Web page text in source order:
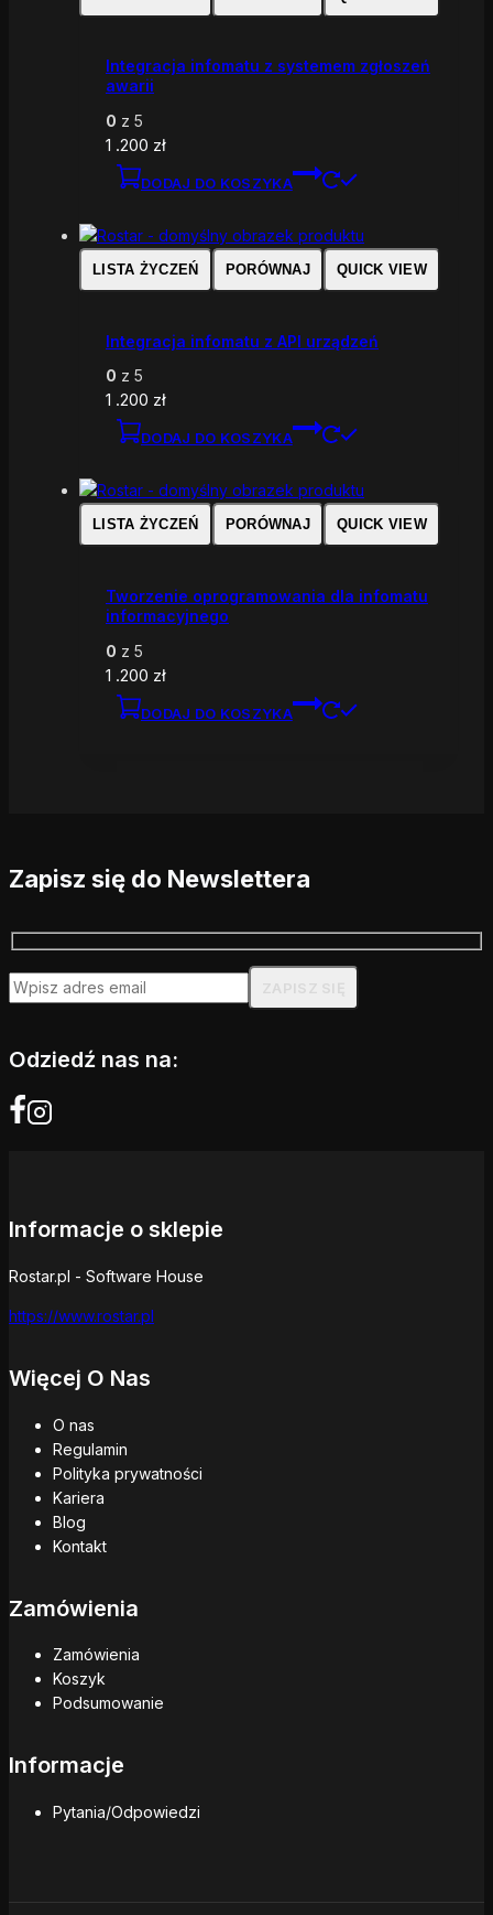
Integracja infomatu z systemem zgłoszeń
awarii
0 z 5
1 .200 zł
DODAJ DO KOSZYKA
LISTA ŻYCZEŃ PORÓWNAJ QUICK VIEW
Integracja infomatu z API urządzeń
0 z 5
1 .200 zł
DODAJ DO KOSZYKA
LISTA ŻYCZEŃ PORÓWNAJ QUICK VIEW
Tworzenie oprogramowania dla infomatu
informacyjnego
0 z 5
1 .200 zł
DODAJ DO KOSZYKA
Zapisz się do Newslettera
Odziedź nas na:
Informacje o sklepie
Rostar.pl - Software House
https://www.rostar.pl
Więcej O Nas
O nas
Regulamin
Polityka prywatności
Kariera
Blog
Kontakt
Zamówienia
Zamówienia
Koszyk
Podsumowanie
Informacje
Pytania/Odpowiedzi